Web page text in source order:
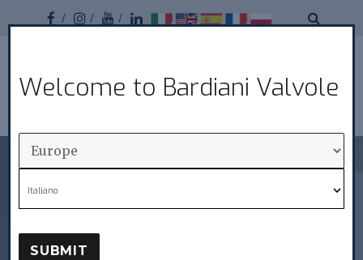
Welcome to Bardiani Valvole
Italiano
SUBMIT
Bardiani
MENU